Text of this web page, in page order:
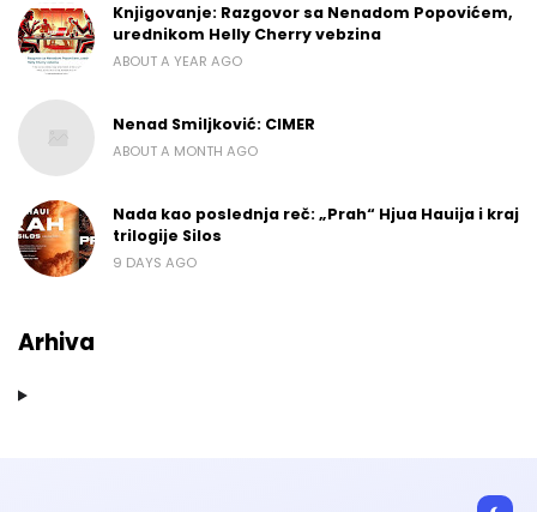
Knjigovanje: Razgovor sa Nenadom Popovićem,
urednikom Helly Cherry vebzina
ABOUT A YEAR AGO
Nenad Smiljković: CIMER
ABOUT A MONTH AGO
Nada kao poslednja reč: „Prah“ Hjua Hauija i kraj
trilogije Silos
9 DAYS AGO
Arhiva